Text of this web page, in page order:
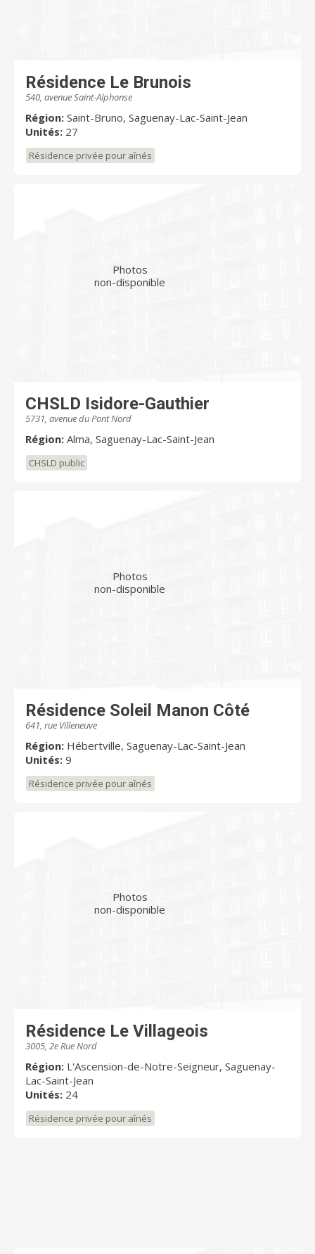
Résidence Le Brunois
540, avenue Saint-Alphonse
Région: Saint-Bruno, Saguenay-Lac-Saint-Jean
Unités: 27
Résidence privée pour aînés
Photos
non-disponible
CHSLD Isidore-Gauthier
5731, avenue du Pont Nord
Région: Alma, Saguenay-Lac-Saint-Jean
CHSLD public
Photos
non-disponible
Résidence Soleil Manon Côté
641, rue Villeneuve
Région: Hébertville, Saguenay-Lac-Saint-Jean
Unités: 9
Résidence privée pour aînés
Photos
non-disponible
Résidence Le Villageois
3005, 2e Rue Nord
Région: L'Ascension-de-Notre-Seigneur, Saguenay-
Lac-Saint-Jean
Unités: 24
Résidence privée pour aînés